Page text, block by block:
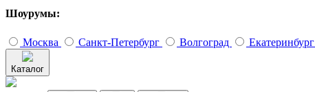
Шоурумы:
Москва Санкт-Петербург Волгоград Екатеринбург
Каталог